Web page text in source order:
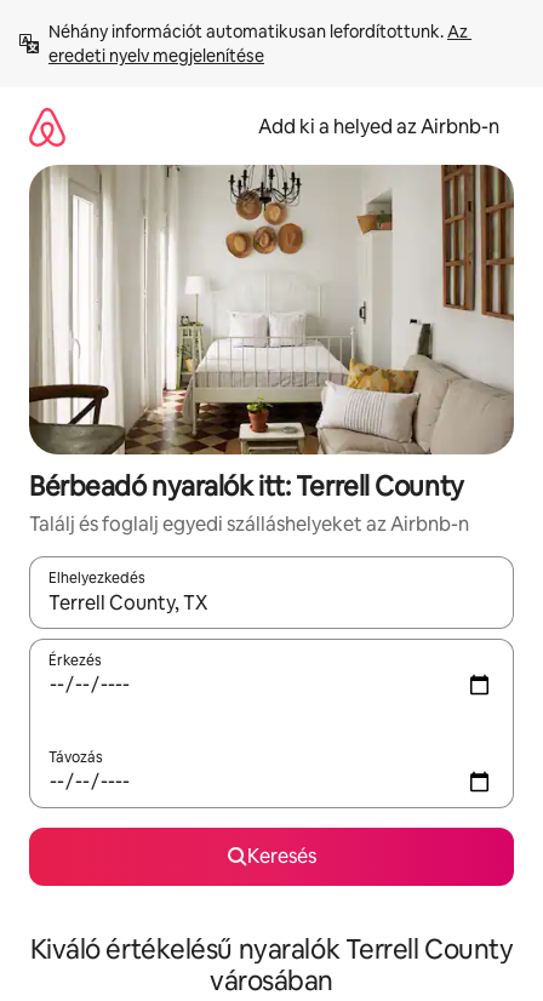
tartalomra
Néhány információt automatikusan lefordítottunk. Az
eredeti nyelv megjelenítése
Add ki a helyed az Airbnb-n
Bérbeadó nyaralók itt: Terrell County
Találj és foglalj egyedi szálláshelyeket az Airbnb-n
Elhelyezkedés
Az eredmények között a felfelé és a lefelé nyíllal
Érkezés
Távozás
Keresés
Kiváló értékelésű nyaralók Terrell County
városában